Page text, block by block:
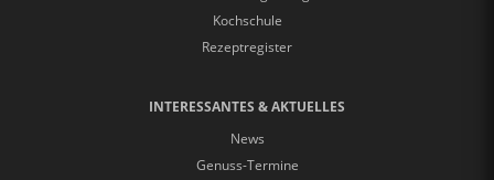
Kochschule
Rezeptregister
INTERESSANTES & AKTUELLES
News
Genuss-Termine